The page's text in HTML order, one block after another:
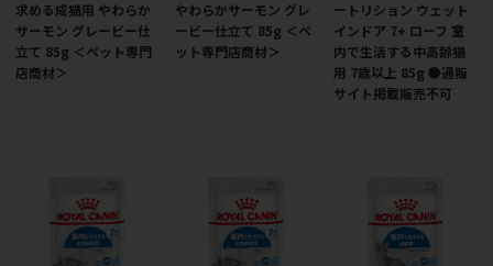
求める成猫用 やわらか
サーモン グレービー仕
立て 85g ＜ペット専門
店商材＞
やわらかサーモン グレ
ービー仕立て 85g ＜ペ
ット専門店商材＞
ートリション ウェット
インドア 7+ ローフ 室
内で生活する中高齢猫
用 7歳以上 85g ●通販
サイト掲載販売不可